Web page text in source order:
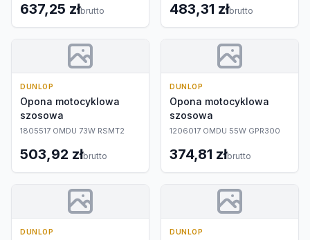
637,25 złbrutto 483,31 złbrutto
DUNLOP
Opona motocyklowa
szosowa
1805517 OMDU 73W RSMT2
503,92 złbrutto
DUNLOP
Opona motocyklowa
szosowa
1206017 OMDU 55W GPR300
374,81 złbrutto
DUNLOP DUNLOP